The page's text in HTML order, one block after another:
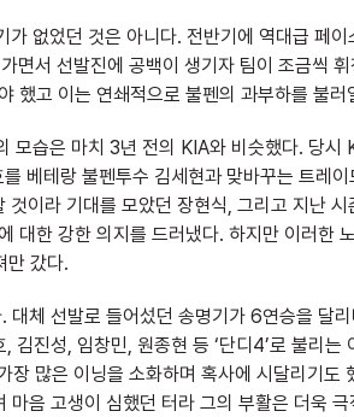
없었던 것은 아니다. 전반기에 역대급 페
면서 선발진에 공백이 생기자 팀이 조금씩
했고 이는 연쇄적으로 불펜의 과부하를 불러
모습은 마치 3년 전의 KIA와 비슷했다. 당시
베테랑 불펜투수 김세현과 맞바꾸는 트레
이라 기대를 모았던 장현식, 그리고 지난 시
대한 강한 의지를 드러냈다. 하지만 이러한
만 갔다.
체 선발로 들어섰던 송명기가 6연승을 달
진성, 임창민, 원종현 등 ‘단디4’로 불리는
많은 이닝을 소화하며 혹사에 시달리기도
음 고생이 심했던 터라 그의 부활은 더욱